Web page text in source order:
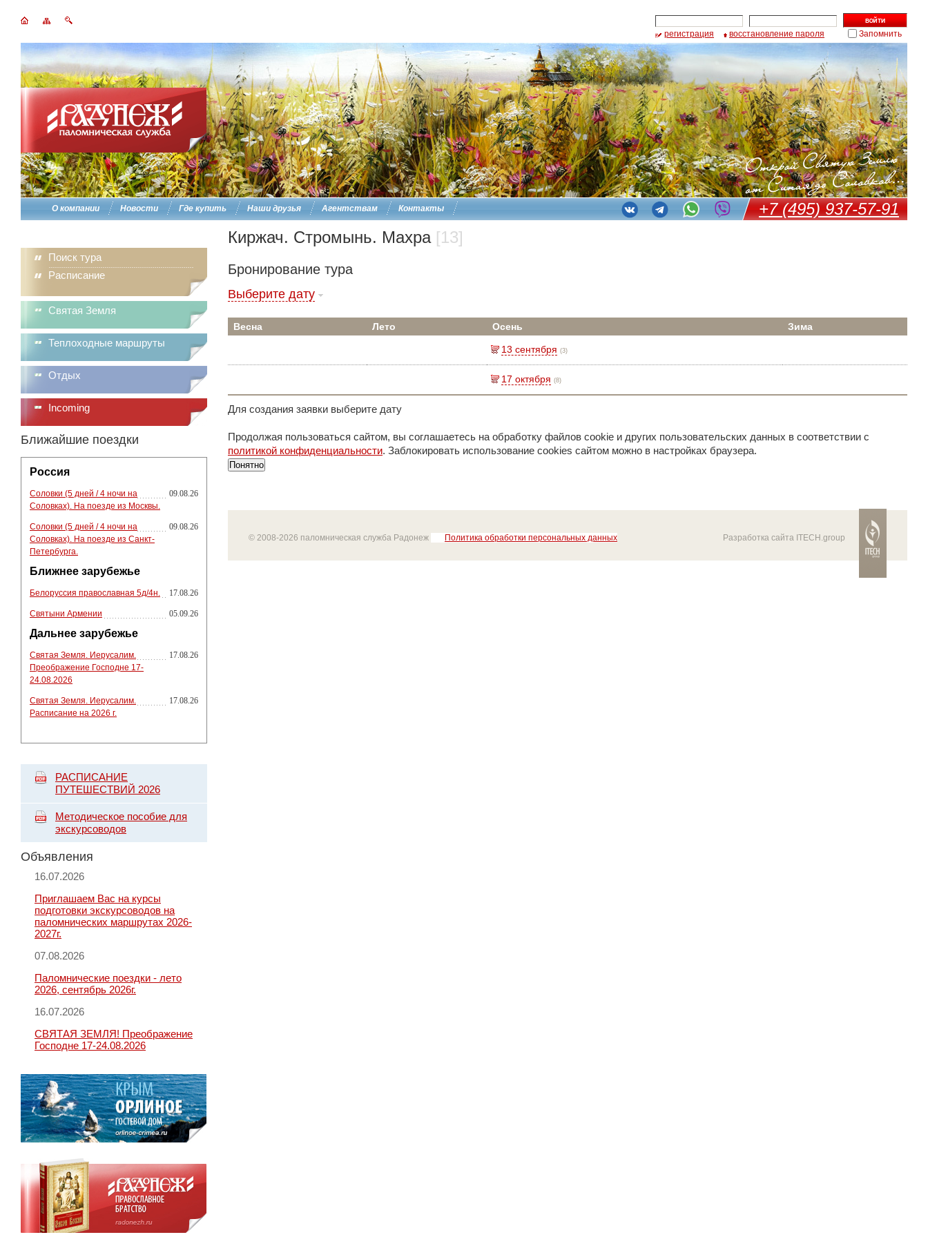
регистрация восстановление пароля Запомнить
О компании Новости Где купить Наши друзья Агентствам Контакты +7 (495) 937-57-91
Поиск тура
Расписание
Святая Земля
Теплоходные маршруты
Отдых
Incoming
Ближайшие поездки
Россия
Соловки (5 дней / 4 ночи на
Соловках). На поезде из Москвы.
09.08.26
Соловки (5 дней / 4 ночи на
Соловках). На поезде из Санкт-
Петербурга.
09.08.26
Ближнее зарубежье
Белоруссия православная 5д/4н. 17.08.26
Святыни Армении 05.09.26
Дальнее зарубежье
Святая Земля. Иерусалим.
Преображение Господне 17-
24.08.2026
17.08.26
Святая Земля. Иерусалим.
Расписание на 2026 г.
17.08.26
РАСПИСАНИЕ
ПУТЕШЕСТВИЙ 2026
Методическое пособие для
экскурсоводов
Объявления
16.07.2026
Приглашаем Вас на курсы
подготовки экскурсоводов на
паломнических маршрутах 2026-
2027г.
07.08.2026
Паломнические поездки - лето
2026, сентябрь 2026г.
16.07.2026
СВЯТАЯ ЗЕМЛЯ! Преображение
Господне 17-24.08.2026
Киржач. Стромынь. Махра [13]
Бронирование тура
Выберите дату
Весна Лето Осень Зима
13 сентября (3)
17 октября (8)
Для создания заявки выберите дату
Продолжая пользоваться сайтом, вы соглашаетесь на обработку файлов cookie и других пользовательских данных в соответствии с
политикой конфиденциальности. Заблокировать использование cookies сайтом можно в настройках браузера.
Понятно
© 2008-2026 паломническая служба Радонеж Политика обработки персональных данных Разработка сайта ITECH.group